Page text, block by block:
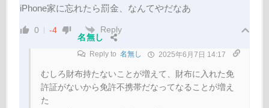
iPhone家に忘れたら罰金、なんてやだなあ
0 -4
Reply
名無し
Reply to 名無し 2025年6月7日 14:17
むしろ財布持たないことが増えて、財布に入れた免
許証がないから免許不携帯だなってなることが増え
た